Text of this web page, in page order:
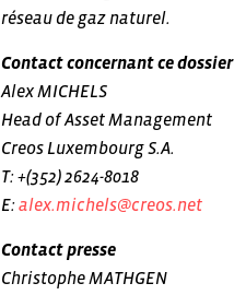
réseau de gaz naturel.
Contact concernant ce dossier
Alex MICHELS
Head of Asset Management
Creos Luxembourg S.A.
T: +(352) 2624-8018
E:alex.michels@creos.net
Contact presse
Christophe MATHGEN